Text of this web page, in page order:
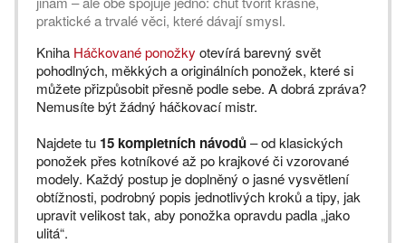
praktické a trvalé věci, které dávají smysl.
Kniha Háčkované ponožky otevírá barevný svět
pohodlných, měkkých a originálních ponožek, které si
můžete přizpůsobit přesně podle sebe. A dobrá zpráva?
Nemusíte být žádný háčkovací mistr.
Najdete tu 15 kompletních návodů– od klasických
ponožek přes kotníkové až po krajkové či vzorované
modely. Každý postup je doplněný o jasné vysvětlení
obtížnosti, podrobný popis jednotlivých kroků a tipy, jak
upravit velikost tak, aby ponožka opravdu padla „jako
ulitá“.